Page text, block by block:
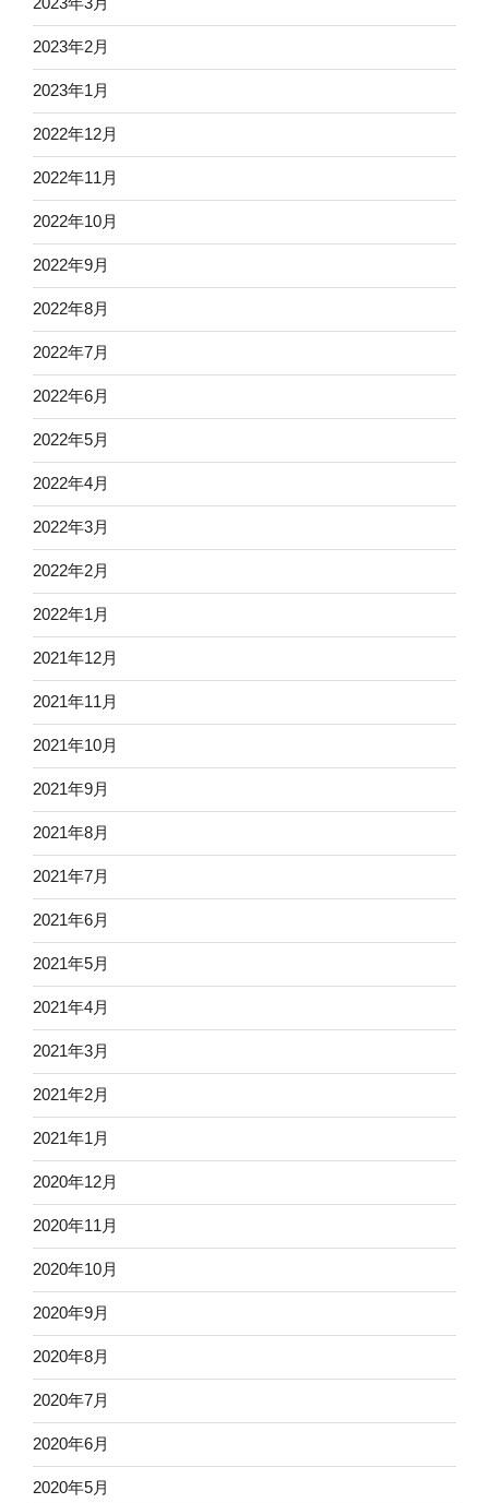
2023年2月
2023年1月
2022年12月
2022年11月
2022年10月
2022年9月
2022年8月
2022年7月
2022年6月
2022年5月
2022年4月
2022年3月
2022年2月
2022年1月
2021年12月
2021年11月
2021年10月
2021年9月
2021年8月
2021年7月
2021年6月
2021年5月
2021年4月
2021年3月
2021年2月
2021年1月
2020年12月
2020年11月
2020年10月
2020年9月
2020年8月
2020年7月
2020年6月
2020年5月